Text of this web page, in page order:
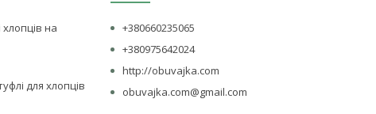
хлопців на
для хлопців
+380660235065
+380975642024
http://obuvajka.com
obuvajka.com@gmail.com